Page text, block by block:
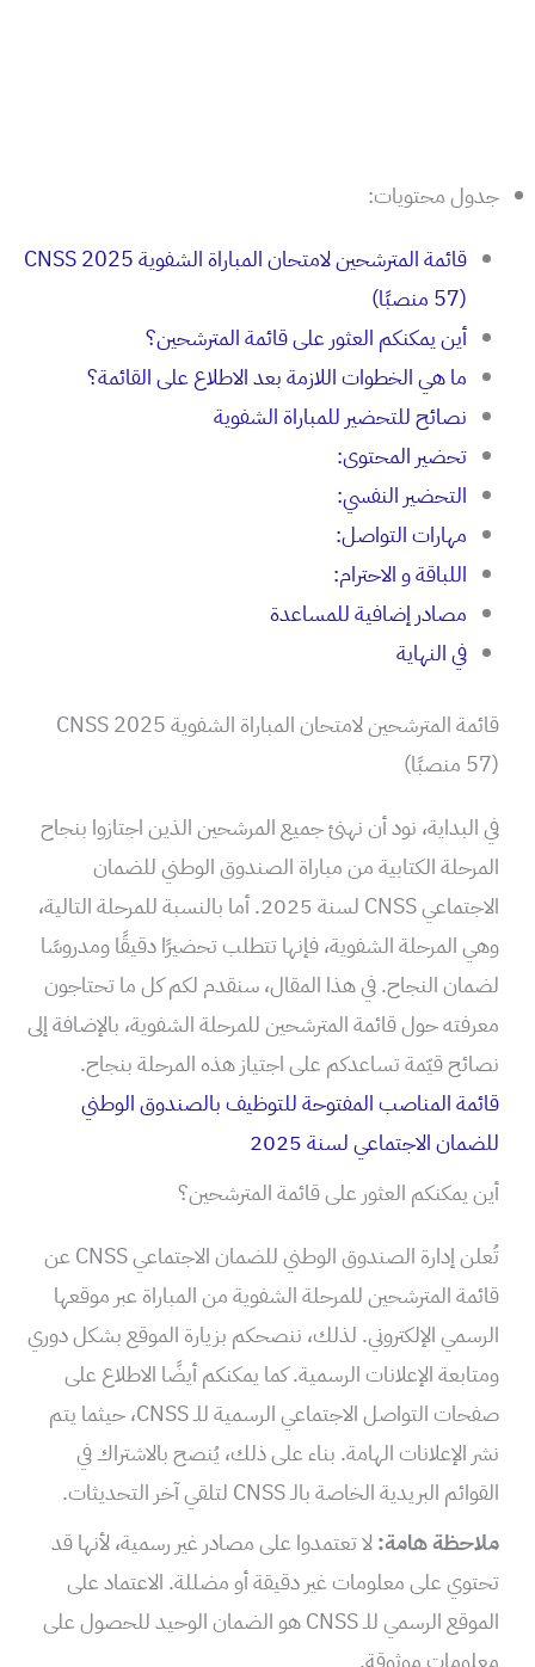
جدول محتويات:
قائمة المترشحين لامتحان المباراة الشفوية CNSS 2025
(57 منصبًا)
أين يمكنكم العثور على قائمة المترشحين؟
ما هي الخطوات اللازمة بعد الاطلاع على القائمة؟
نصائح للتحضير للمباراة الشفوية
تحضير المحتوى:
التحضير النفسي:
مهارات التواصل:
اللباقة و الاحترام:
مصادر إضافية للمساعدة
في النهاية
قائمة المترشحين لامتحان المباراة الشفوية CNSS 2025
(57 منصبًا)
في البداية، نود أن نهنئ جميع المرشحين الذين اجتازوا بنجاح
المرحلة الكتابية من مباراة الصندوق الوطني للضمان
الاجتماعي CNSS لسنة 2025. أما بالنسبة للمرحلة التالية،
وهي المرحلة الشفوية، فإنها تتطلب تحضيرًا دقيقًا ومدروسًا
لضمان النجاح. في هذا المقال، سنقدم لكم كل ما تحتاجون
معرفته حول قائمة المترشحين للمرحلة الشفوية، بالإضافة إلى
نصائح قيّمة تساعدكم على اجتياز هذه المرحلة بنجاح.
قائمة المناصب المفتوحة للتوظيف بالصندوق الوطني
للضمان الاجتماعي لسنة 2025
أين يمكنكم العثور على قائمة المترشحين؟
تُعلن إدارة الصندوق الوطني للضمان الاجتماعي CNSS عن
قائمة المترشحين للمرحلة الشفوية من المباراة عبر موقعها
الرسمي الإلكتروني. لذلك، ننصحكم بزيارة الموقع بشكل دوري
ومتابعة الإعلانات الرسمية. كما يمكنكم أيضًا الاطلاع على
صفحات التواصل الاجتماعي الرسمية للـ CNSS، حيثما يتم
نشر الإعلانات الهامة. بناء على ذلك، يُنصح بالاشتراك في
القوائم البريدية الخاصة بالـ CNSS لتلقي آخر التحديثات.
ملاحظة هامة:لا تعتمدوا على مصادر غير رسمية، لأنها قد
تحتوي على معلومات غير دقيقة أو مضللة. الاعتماد على
الموقع الرسمي للـ CNSS هو الضمان الوحيد للحصول على
معلومات موثوقة.